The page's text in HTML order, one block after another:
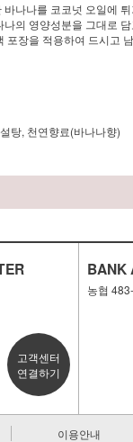
나나를 코코넛 오일에
의 영양성분을 그대로
포장을 적용하여 드시고
탕, 천연향료(바나나향)
고객센터
연결하기
BANK
농협
이용안내